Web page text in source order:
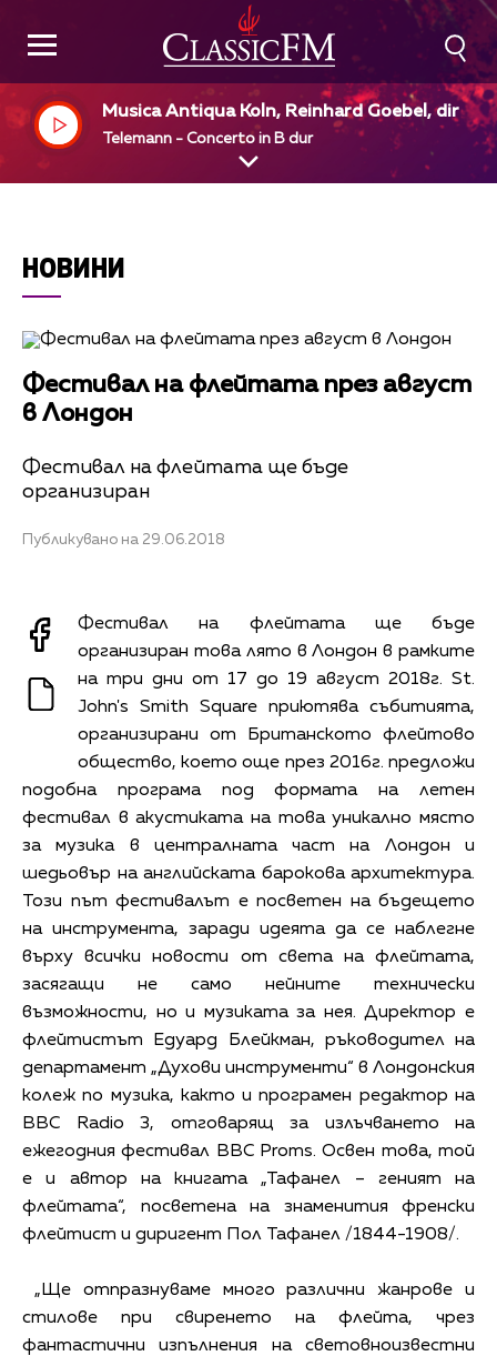
Musica Antiqua Koln, Reinhard Goebel, dir
Telemann - Concerto in B dur
НОВИНИ
Фестивал на флейтата през август
в Лондон
Фестивал на флейтата ще бъде
организиран
Публикувано на 29.06.2018
Фестивал на флейтата ще бъде
организиран това лято в Лондон в рамките
на три дни от 17 до 19 август 2018г. St.
John's Smith Square приютява събитията,
организирани от Британското флейтово
общество, което още през 2016г. предложи
подобна програма под формата на летен
фестивал в акустиката на това уникално място
за музика в централната част на Лондон и
шедьовър на английската барокова архитектура.
Този път фестивалът е посветен на бъдещето
на инструмента, заради идеята да се наблегне
върху всички новости от света на флейтата,
засягащи не само нейните технически
възможности, но и музиката за нея. Директор е
флейтистът Едуард Блейкман, ръководител на
департамент „Духови инструменти“ в Лондонския
колеж по музика, както и програмен редактор на
BBC Radio 3, отговарящ за излъчването на
ежегодния фестивал BBC Proms. Освен това, той
е и автор на книгата „Тафанел – геният на
флейтата“, посветена на знаменития френски
флейтист и диригент Пол Тафанел /1844-1908/.
„Ще отпразнуваме много различни жанрове и
стилове при свиренето на флейта, чрез
фантастични изпълнения на световноизвестни